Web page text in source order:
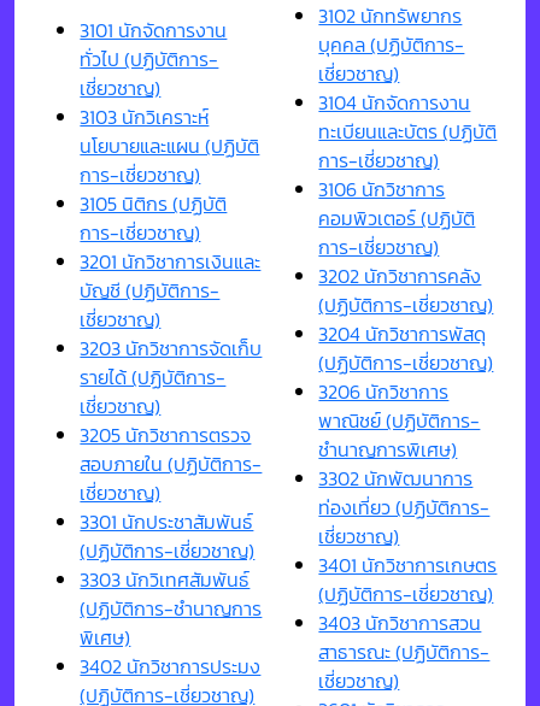
3101 นักจัดการงาน
ทั่วไป (ปฏิบัติการ-
เชี่ยวชาญ)
3103 นักวิเคราะห์
นโยบายและแผน (ปฏิบัติ
การ-เชี่ยวชาญ)
3105 นิติกร (ปฏิบัติ
การ-เชี่ยวชาญ)
3201 นักวิชาการเงินและ
บัญชี (ปฏิบัติการ-
เชี่ยวชาญ)
3203 นักวิชาการจัดเก็บ
รายได้ (ปฏิบัติการ-
เชี่ยวชาญ)
3205 นักวิชาการตรวจ
สอบภายใน (ปฏิบัติการ-
เชี่ยวชาญ)
3301 นักประชาสัมพันธ์
(ปฏิบัติการ-เชี่ยวชาญ)
3303 นักวิเทศสัมพันธ์
(ปฏิบัติการ-ชำนาญการ
พิเศษ)
3402 นักวิชาการประมง
(ปฏิบัติการ-เชี่ยวชาญ)
3102 นักทรัพยากร
บุคคล (ปฏิบัติการ-
เชี่ยวชาญ)
3104 นักจัดการงาน
ทะเบียนและบัตร (ปฏิบัติ
การ-เชี่ยวชาญ)
3106 นักวิชาการ
คอมพิวเตอร์ (ปฏิบัติ
การ-เชี่ยวชาญ)
3202 นักวิชาการคลัง
(ปฏิบัติการ-เชี่ยวชาญ)
3204 นักวิชาการพัสดุ
(ปฏิบัติการ-เชี่ยวชาญ)
3206 นักวิชาการ
พาณิชย์ (ปฏิบัติการ-
ชำนาญการพิเศษ)
3302 นักพัฒนาการ
ท่องเที่ยว (ปฏิบัติการ-
เชี่ยวชาญ)
3401 นักวิชาการเกษตร
(ปฏิบัติการ-เชี่ยวชาญ)
3403 นักวิชาการสวน
สาธารณะ (ปฏิบัติการ-
เชี่ยวชาญ)